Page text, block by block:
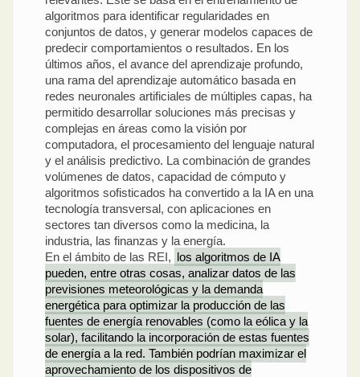
algoritmos para identificar regularidades en
conjuntos de datos, y generar modelos capaces de
predecir comportamientos o resultados. En los
últimos años, el avance del aprendizaje profundo,
una rama del aprendizaje automático basada en
redes neuronales artificiales de múltiples capas, ha
permitido desarrollar soluciones más precisas y
complejas en áreas como la visión por
computadora, el procesamiento del lenguaje natural
y el análisis predictivo. La combinación de grandes
volúmenes de datos, capacidad de cómputo y
algoritmos sofisticados ha convertido a la IA en una
tecnología transversal, con aplicaciones en
sectores tan diversos como la medicina, la
industria, las finanzas y la energía.
En el ámbito de las REI, los algoritmos de IA
pueden, entre otras cosas, analizar datos de las
previsiones meteorológicas y la demanda
energética para optimizar la producción de las
fuentes de energía renovables (como la eólica y la
solar), facilitando la incorporación de estas fuentes
de energía a la red. También podrían maximizar el
aprovechamiento de los dispositivos de